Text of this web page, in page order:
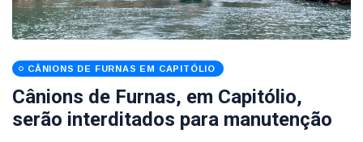
CÂNIONS DE FURNAS EM CAPITÓLIO
Cânions de Furnas, em Capitólio,
serão interditados para manutenção